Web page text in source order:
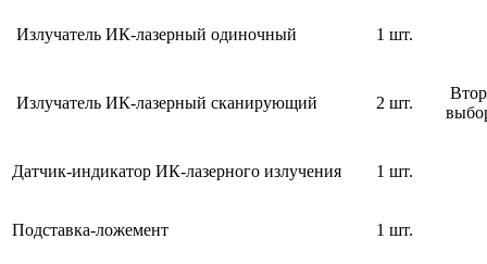
Излучатель ИК-лазерный одиночный 1 шт.
Излучатель ИК-лазерный сканирующий 2 шт.
Датчик-индикатор ИК-лазерного излучения 1 шт.
Подставка-ложемент 1 шт.